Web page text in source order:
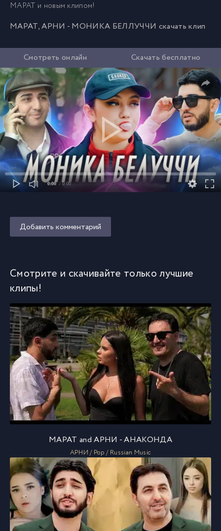
МАРАТ и новым клипом!
МАРАТ, АРНИ - МОНИКА БЕЛЛУЧЧИ скачать клип
Смотреть онлайн Скачать бесплатно
0:00 / 0:00
Добавить комментарий
Смотрите и скачивайте только лучшие
клипы!
МАРАТ and АРНИ - АНАКОНДА
АРНИ / Pop / Russian Music